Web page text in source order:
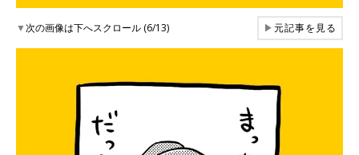
▼次の画像は下へスクロール (6/13) ▶元記事を見る